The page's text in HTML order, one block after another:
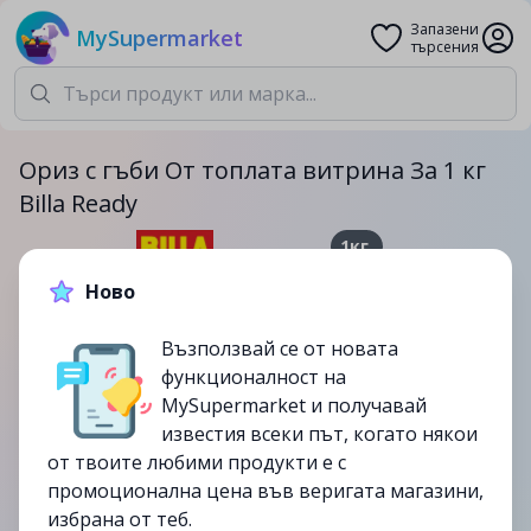
MySupermarket
Запазени
търсения
Ориз с гъби От топлата витрина За 1 кг
Billa Ready
1кг.
7.41лв.14.49лв.
-49%
13/08
Ново
Възползвай се от новата
функционалност на
MySupermarket и получавай
известия всеки път, когато някои
от твоите любими продукти е с
промоционална цена във веригата магазини,
избрана от теб.